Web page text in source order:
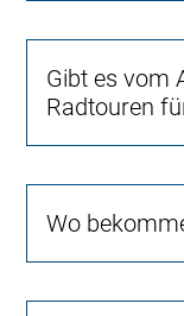
Gibt es vom
Radtouren
Wo